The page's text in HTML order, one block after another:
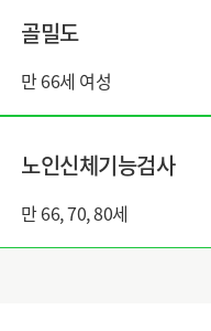
골밀도
만 66세 여성
노인신체기능검사
만 66, 70, 80세